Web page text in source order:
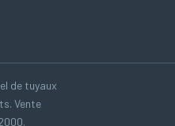
de tuyaux
Vente